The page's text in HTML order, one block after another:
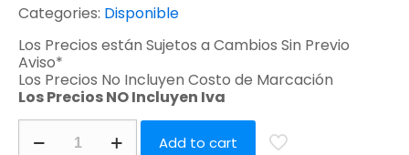
Categories: Disponible
Los Precios están Sujetos a Cambios Sin Previo
Aviso*
Los Precios No Incluyen Costo de Marcación
Los Precios NO Incluyen Iva
Add to cart